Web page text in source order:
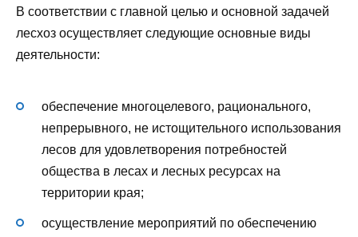
В соответствии с главной целью и основной задачей
лесхоз осуществляет следующие основные виды
деятельности:
обеспечение многоцелевого, рационального,
непрерывного, не истощительного использования
лесов для удовлетворения потребностей
общества в лесах и лесных ресурсах на
территории края;
осуществление мероприятий по обеспечению